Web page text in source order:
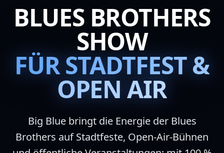
BLUES BROTHERS
SHOW
FÜR STADTFEST &
OPEN AIR
Big Blue bringt die Energie der Blues
Brothers auf Stadtfeste, Open-Air-Bühnen